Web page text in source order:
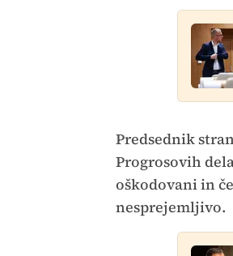
Predsednik
Progrosovih
oškodovani in
nesprejemljivo.